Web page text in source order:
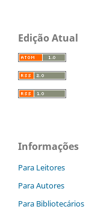
Edição Atual
Informações
Para Leitores
Para Autores
Para Bibliotecários